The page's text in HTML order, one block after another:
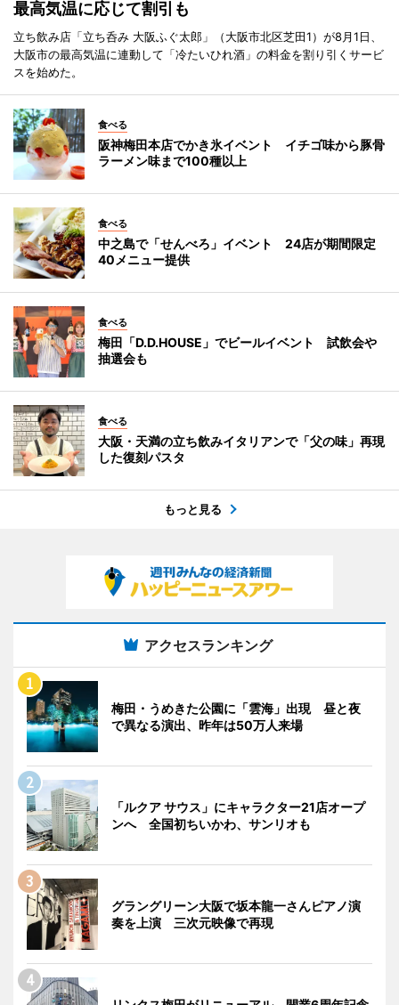
最高気温に応じて割引も
立ち飲み店「立ち呑み 大阪ふぐ太郎」（大阪市北区芝田1）が8月1日、
大阪市の最高気温に連動して「冷たいひれ酒」の料金を割り引くサービ
スを始めた。
食べる
阪神梅田本店でかき氷イベント イチゴ味から豚骨
ラーメン味まで100種以上
食べる
中之島で「せんべろ」イベント 24店が期間限定
40メニュー提供
食べる
梅田「D.D.HOUSE」でビールイベント 試飲会や
抽選会も
食べる
大阪・天満の立ち飲みイタリアンで「父の味」再現
した復刻パスタ
もっと見る
アクセスランキング
梅田・うめきた公園に「雲海」出現 昼と夜
で異なる演出、昨年は50万人来場
「ルクア サウス」にキャラクター21店オープ
ンへ 全国初ちいかわ、サンリオも
グラングリーン大阪で坂本龍一さんピアノ演
奏を上演 三次元映像で再現